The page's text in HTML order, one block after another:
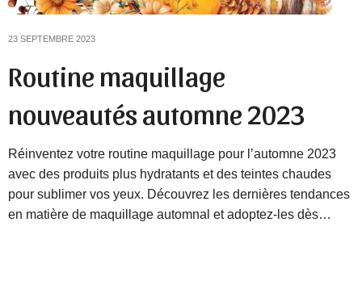
23 SEPTEMBRE 2023
Routine maquillage
nouveautés automne 2023
Réinventez votre routine maquillage pour l’automne 2023
avec des produits plus hydratants et des teintes chaudes
pour sublimer vos yeux. Découvrez les dernières tendances
en matière de maquillage automnal et adoptez-les dès…